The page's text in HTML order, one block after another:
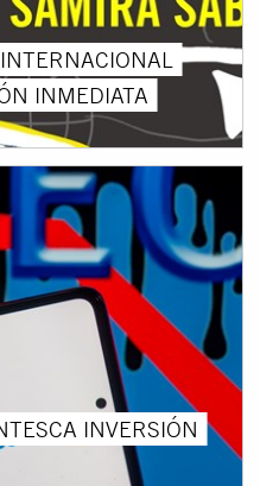
INMEDIATA
INVERSIÓN